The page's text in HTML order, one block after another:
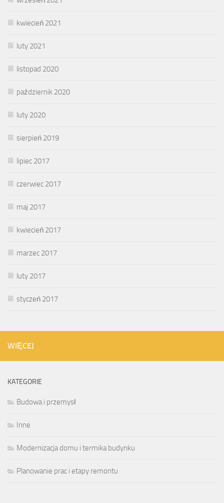
kwiecień 2021
luty 2021
listopad 2020
październik 2020
luty 2020
sierpień 2019
lipiec 2017
czerwiec 2017
maj 2017
kwiecień 2017
marzec 2017
luty 2017
styczeń 2017
WIĘCEJ
KATEGORIE
Budowa i przemysł
Inne
Modernizacja domu i termika budynku
Planowanie prac i etapy remontu